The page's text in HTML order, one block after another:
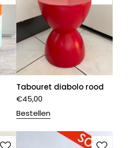
Tabouret diabolo rood
€45,00
Bestellen